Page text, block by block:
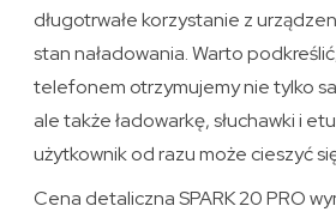
długotrwałe korzystanie z
stan naładowania. Warto
telefonem otrzymujemy nie tylko
ale także ładowarkę, słuchawki i
użytkownik od razu może cieszyć
Cena detaliczna SPARK 20 PRO